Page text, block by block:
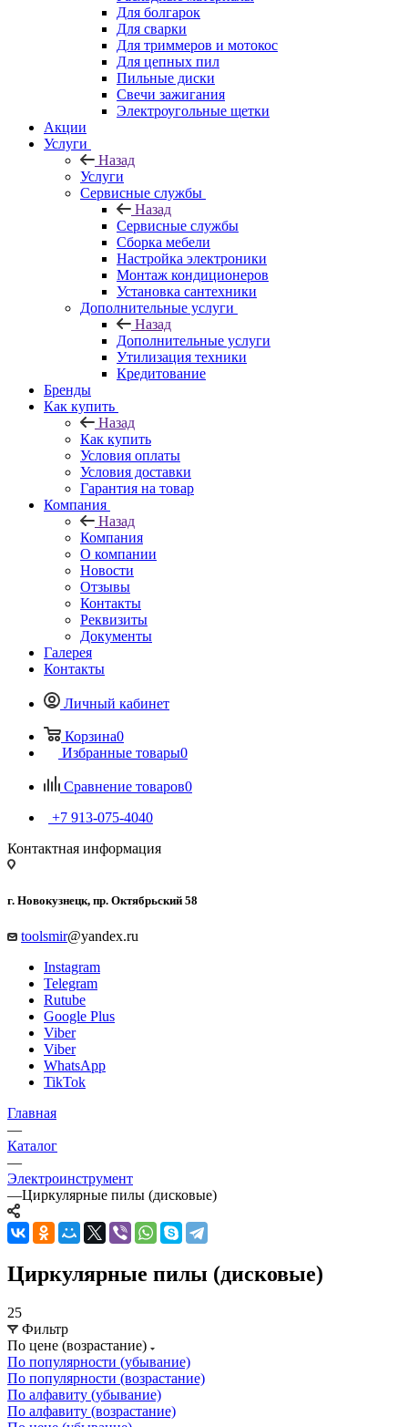
Для болгарок
Для сварки
Для триммеров и мотокос
Для цепных пил
Пильные диски
Свечи зажигания
Электроугольные щетки
Акции
Услуги
Назад
Услуги
Сервисные службы
Назад
Сервисные службы
Сборка мебели
Настройка электроники
Монтаж кондиционеров
Установка сантехники
Дополнительные услуги
Назад
Дополнительные услуги
Утилизация техники
Кредитование
Бренды
Как купить
Назад
Как купить
Условия оплаты
Условия доставки
Гарантия на товар
Компания
Назад
Компания
О компании
Новости
Отзывы
Контакты
Реквизиты
Документы
Галерея
Контакты
Личный кабинет
Корзина0
Избранные товары0
Сравнение товаров0
+7 913-075-4040
Контактная информация
г. Новокузнецк, пр. Октябрьский 58
toolsmir@yandex.ru
Instagram
Telegram
Rutube
Google Plus
Viber
Viber
WhatsApp
TikTok
Главная
—
Каталог
—
Электроинструмент
—Циркулярные пилы (дисковые)
Циркулярные пилы (дисковые)
25
Фильтр
По цене (возрастание)
По популярности (убывание)
По популярности (возрастание)
По алфавиту (убывание)
По алфавиту (возрастание)